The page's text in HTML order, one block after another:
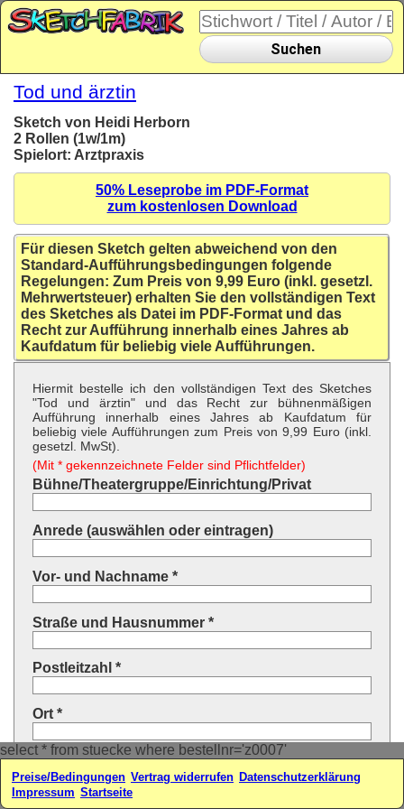
select * from stuecke where bestellnr='z0007'
Suchen
Tod und ärztin
Sketch von Heidi Herborn
2 Rollen (1w/1m)
Spielort: Arztpraxis
50% Leseprobe im PDF-Format
zum kostenlosen Download
Für diesen Sketch gelten abweichend von den
Standard-Aufführungsbedingungen folgende
Regelungen: Zum Preis von 9,99 Euro (inkl. gesetzl.
Mehrwertsteuer) erhalten Sie den vollständigen Text
des Sketches als Datei im PDF-Format und das
Recht zur Aufführung innerhalb eines Jahres ab
Kaufdatum für beliebig viele Aufführungen.
Hiermit bestelle ich den vollständigen Text des Sketches
"Tod und ärztin" und das Recht zur bühnenmäßigen
Aufführung innerhalb eines Jahres ab Kaufdatum für
beliebig viele Aufführungen zum Preis von 9,99 Euro (inkl.
gesetzl. MwSt).
(Mit * gekennzeichnete Felder sind Pflichtfelder)
Bühne/Theatergruppe/Einrichtung/Privat
Anrede (auswählen oder eintragen)
Vor- und Nachname *
Straße und Hausnummer *
Postleitzahl *
Ort *
Land * (auswählen oder eintragen)
Ihre E-Mail-Adresse*
Preise/Bedingungen Vertrag widerrufen Datenschutzerklärung
Impressum Startseite